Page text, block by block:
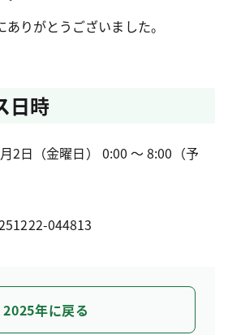
りがとうございました。
日時
2日（金曜日） 0:00 ～ 8:00（予
044813
2025年に戻る